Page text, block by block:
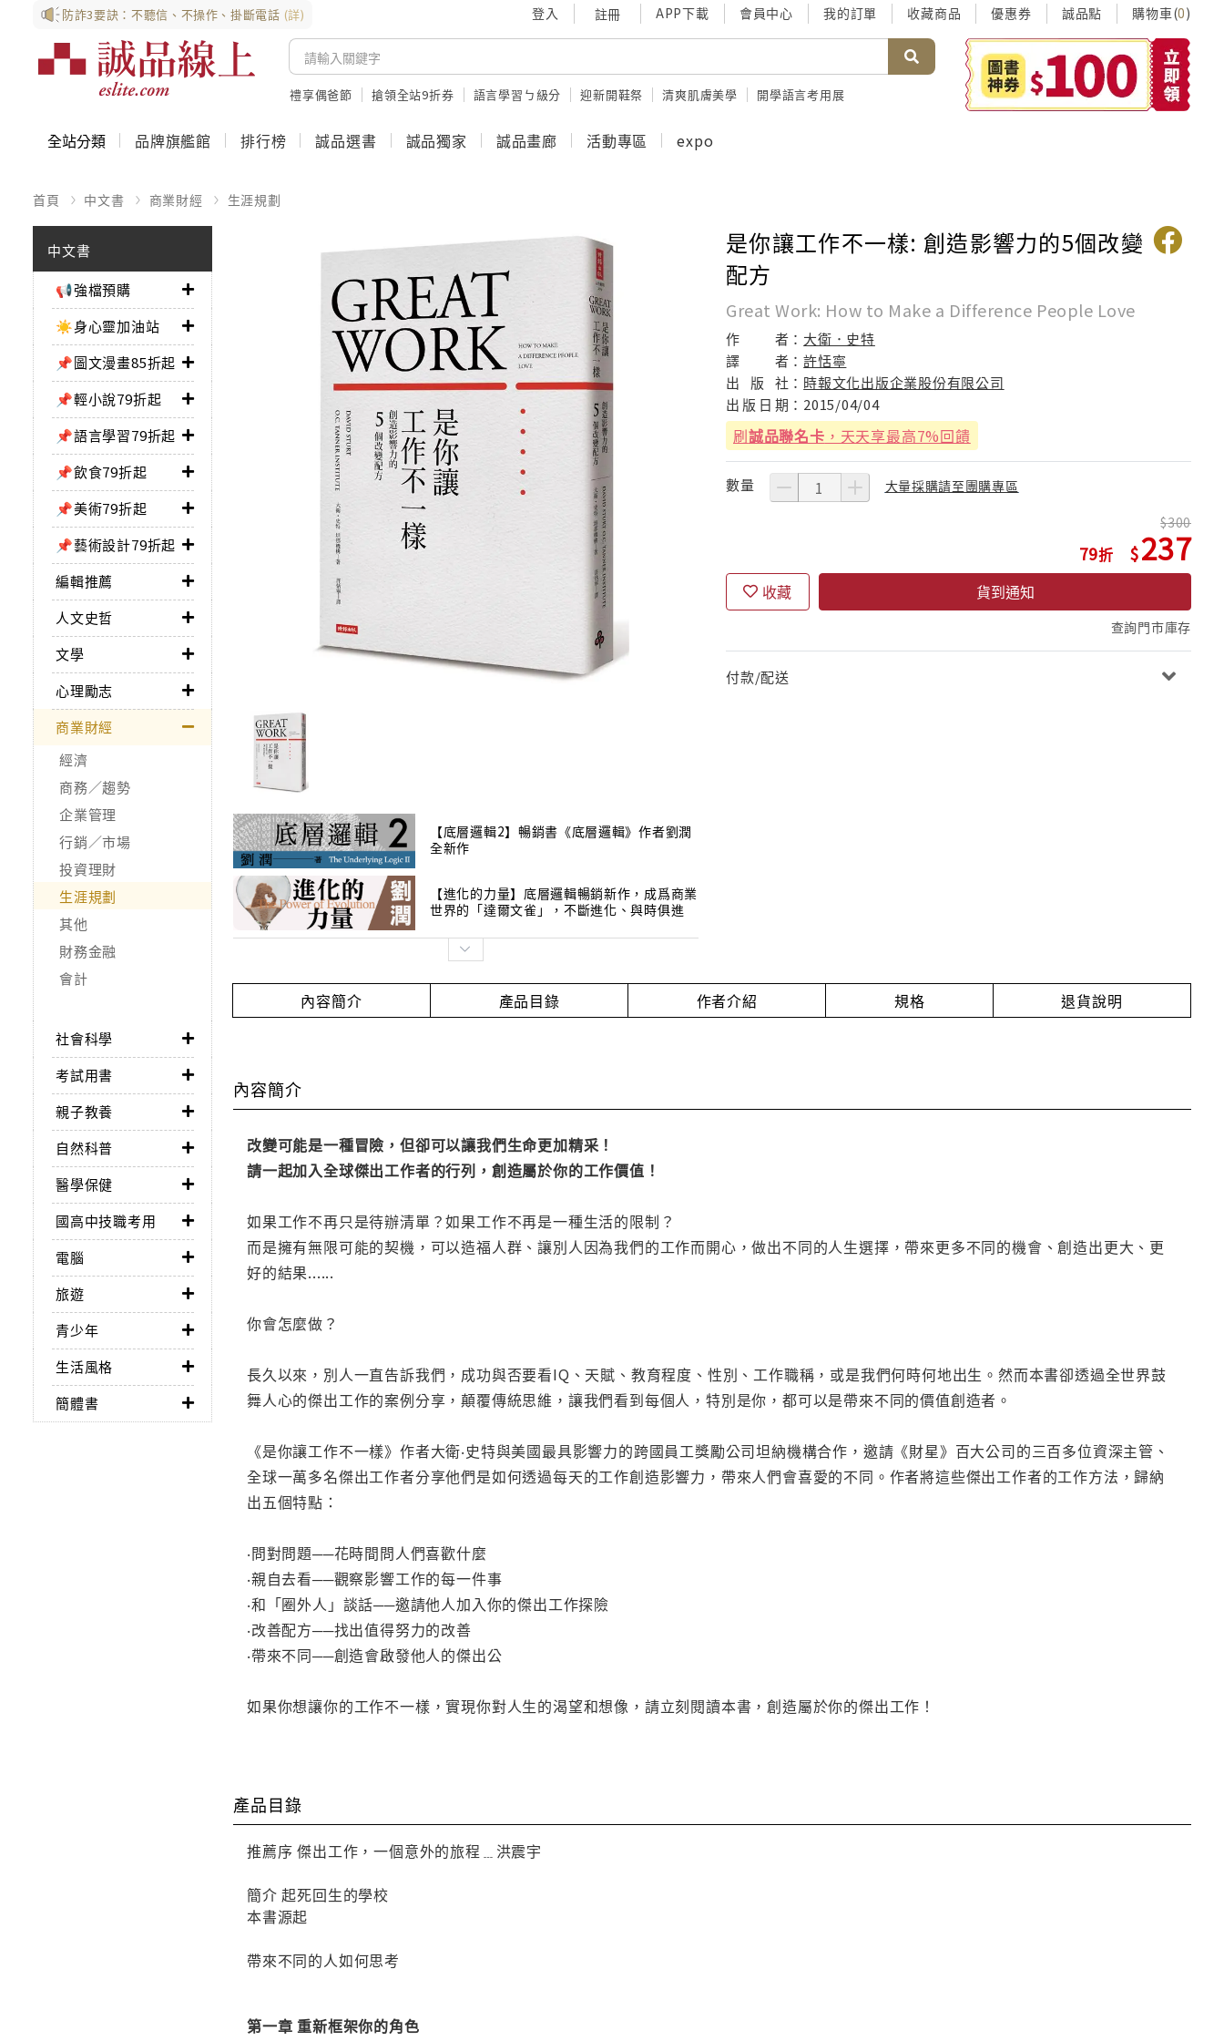
防詐3要訣：不聽信、不操作、掛斷電話 (詳) 登入 註冊 APP下載 會員中心 我的訂單 收藏商品 優惠券 誠品點 購物車(0)
禮享偶爸節 搶領全站9折券 語言學習ㄅ級分 迎新開鞋祭 清爽肌膚美學 開學語言考用展
全站分類 品牌旗艦館 排行榜 誠品選書 誠品獨家 誠品畫廊 活動專區 expo
首頁 中文書 商業財經 生涯規劃
中文書
📢強檔預購
☀️身心靈加油站
📌圖文漫畫85折起
📌輕小說79折起
📌語言學習79折起
📌飲食79折起
📌美術79折起
📌藝術設計79折起
編輯推薦
人文史哲
文學
心理勵志
商業財經
經濟
商務／趨勢
企業管理
行銷／市場
投資理財
生涯規劃
其他
財務金融
會計
社會科學
考試用書
親子教養
自然科普
醫學保健
國高中技職考用
電腦
旅遊
青少年
生活風格
簡體書
【底層邏輯2】暢銷書《底層邏輯》作者劉潤
全新作
【進化的力量】底層邏輯暢銷新作，成爲商業
世界的「達爾文雀」，不斷進化、與時俱進
是你讓工作不一樣: 創造影響力的5個改變
配方
Great Work: How to Make a Difference People Love
作 者： 大衛．史特
譯
者：許恬寧
出
版 社： 時報文化出版企業股份有限公司
出 版 日 期： 2015/04/04
刷誠品聯名卡 ，天天享最高7%回饋
數量 大量採購請至團購專區
79
300
237
收藏 貨到通知
查詢門市庫存
付款/配送
內容簡介 產品目錄 作者介紹 規格 退貨說明
內容簡介
改變可能是一種冒險，但卻可以讓我們生命更加精采！
請一起加入全球傑出工作者的行列，創造屬於你的工作價值！
如果工作不再只是待辦清單？如果工作不再是一種生活的限制？
而是擁有無限可能的契機，可以造福人群、讓別人因為我們的工作而開心，做出不同的人生選擇，帶來更多不同的機會、創造出更大、更
好的結果......
你會怎麼做？
長久以來，別人一直告訴我們，成功與否要看IQ、天賦、教育程度、性別、工作職稱，或是我們何時何地出生。然而本書卻透過全世界鼓
舞人心的傑出工作的案例分享，顛覆傳統思維，讓我們看到每個人，特別是你，都可以是帶來不同的價值創造者。
《是你讓工作不一樣》作者大衛‧史特與美國最具影響力的跨國員工獎勵公司坦納機構合作，邀請《財星》百大公司的三百多位資深主管、
全球一萬多名傑出工作者分享他們是如何透過每天的工作創造影響力，帶來人們會喜愛的不同。作者將這些傑出工作者的工作方法，歸納
出五個特點：
‧問對問題──花時間問人們喜歡什麼
‧親自去看──觀察影響工作的每一件事
‧和「圈外人」談話──邀請他人加入你的傑出工作探險
‧改善配方──找出值得努力的改善
‧帶來不同──創造會啟發他人的傑出公
如果你想讓你的工作不一樣，實現你對人生的渴望和想像，請立刻閱讀本書，創造屬於你的傑出工作！
產品目錄
推薦序 傑出工作，一個意外的旅程﹍洪震宇
簡介 起死回生的學校
本書源起
帶來不同的人如何思考
第一章 重新框架你的角色